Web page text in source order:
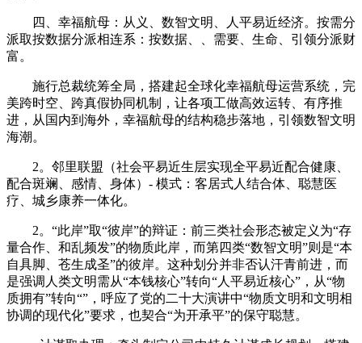
四、幸福航母：从义、数智文明、人平易近经济。按需分
派取按数据分派相连系：按数据、、需要、生命、引领分派财
富。
施行总裁统筹全局，搭建起全球化幸福航母运营系统，完
美跨时空、跨真假协同机制，让各项工做高效运转、有序推
进，从国内到海外，幸福航母的结构稳步落地，引领数智文明
海潮。
2。邻里联盟（社会平易近生层实现全平易近配合健康、
配合斑斓、感情、身体）- 模式：客居式人结合体、聪慧医
疗、城乡康养一体化。
2。“此岸”取“彼岸”的辩证：前三类社会形态被定义为“存
量合作、和乱频发”的物质此岸，而第四类“数智文明”则是“本
自具脚、苍生成圣”的彼岸。这种划分并非否认汗青前进，而
是强调人类文明需从“本钱核心”转向“人平易近核心”，从“物
质拥有”转向“”，呼应了党的二十大演讲中“物质文明和文明相
协调的现代化”要求，也契合“为开承平”的保守聪慧。